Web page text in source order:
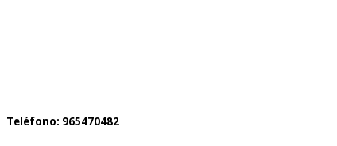
Teléfono: 965470482